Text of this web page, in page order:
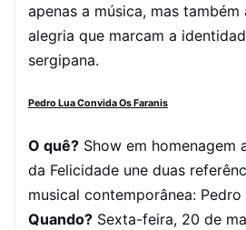
apenas a música, mas também
alegria que marcam a
sergipana.
Pedro Lua Convida Os Faranis
O quê? Show em homenagem
da Felicidade une duas
musical contemporânea: Pedro
Quando? Sexta-feira, 20 de